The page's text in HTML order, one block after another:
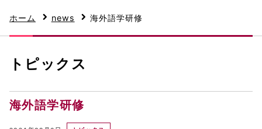
ホーム news 海外語学研修
トピックス
海外語学研修